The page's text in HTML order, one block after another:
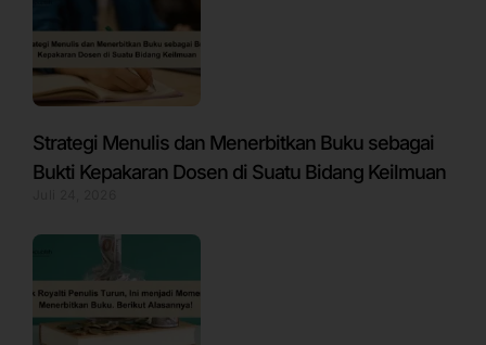
Strategi Menulis dan Menerbitkan Buku sebagai
Bukti Kepakaran Dosen di Suatu Bidang Keilmuan